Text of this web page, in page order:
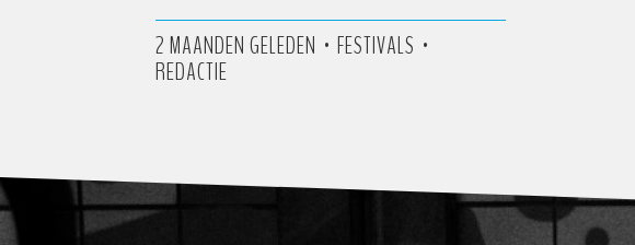
2 MAANDEN GELEDEN • FESTIVALS •
REDACTIE